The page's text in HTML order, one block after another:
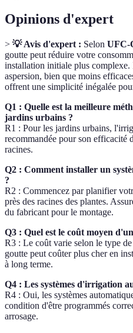
Opinions d'expert
> 💡 Avis d'expert : Selon UFC-
goutte peut réduire votre
installation initiale plus complexe.
aspersion, bien que moins
offrent une simplicité inégalée
Q1 : Quelle est la meilleure
jardins urbains ?
R1 : Pour les jardins urbains,
recommandée pour son efficacité
racines.
Q2 : Comment installer un
?
R2 : Commencez par planifier
près des racines des plantes.
du fabricant pour le montage.
Q3 : Quel est le coût moyen
R3 : Le coût varie selon le type
goutte peut coûter plus cher en
à long terme.
Q4 : Les systèmes d'irrigation
R4 : Oui, les systèmes
condition d'être programmés
arrosage.